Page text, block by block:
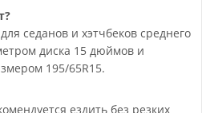
седанов и хэтчбеков среднего
диска 15 дюймов и
195/65R15.
ездить без резких